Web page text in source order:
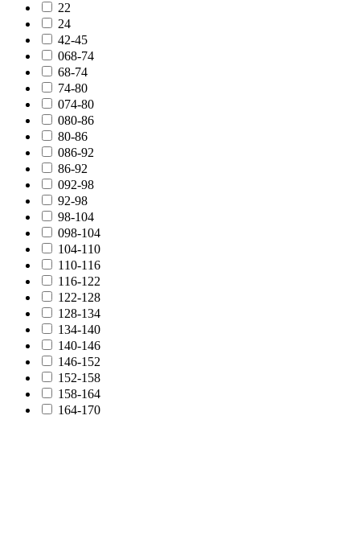
22
24
42-45
068-74
68-74
74-80
074-80
080-86
80-86
086-92
86-92
092-98
92-98
98-104
098-104
104-110
110-116
116-122
122-128
128-134
134-140
140-146
146-152
152-158
158-164
164-170